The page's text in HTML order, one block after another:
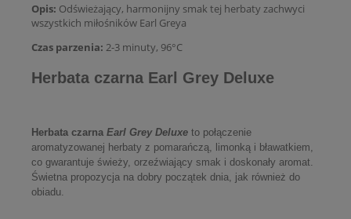
Opis: Odświeżający, harmonijny smak tej herbaty zachwyci
wszystkich miłośników Earl Greya
Czas parzenia: 2-3 minuty, 96°C
Herbata czarna Earl Grey Deluxe
Herbata czarna Earl Grey Deluxe to połączenie
aromatyzowanej herbaty z pomarańczą, limonką i bławatkiem,
co gwarantuje świeży, orzeźwiający smak i doskonały aromat.
Świetna propozycja na dobry początek dnia, jak również do
obiadu.